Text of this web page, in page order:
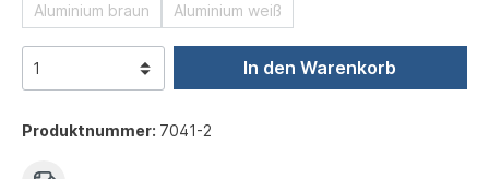
Aluminium braun
Aluminium weiß
In den Warenkorb
Produktnummer: 7041-2